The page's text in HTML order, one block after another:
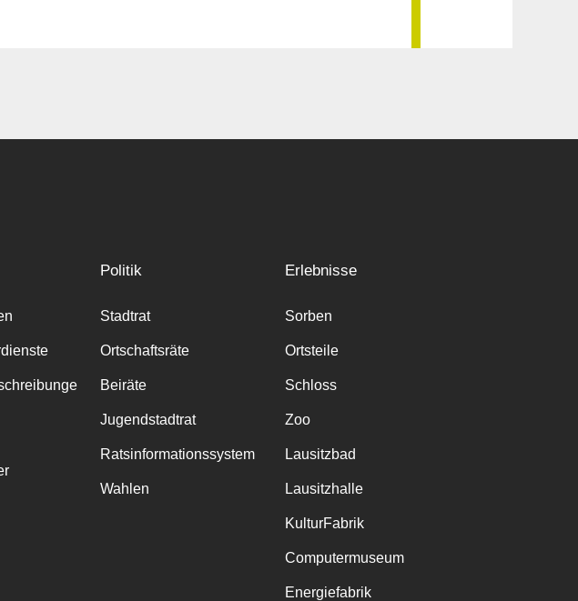
Politik
Stadtrat
Ortschaftsräte
Beiräte
Jugendstadtrat
Ratsinformationssystem
Wahlen
Erlebnisse
Sorben
Ortsteile
Schloss
Zoo
Lausitzbad
Lausitzhalle
KulturFabrik
Computermuseum
Energiefabrik